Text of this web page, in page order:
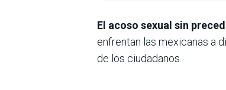
El acoso sexual sin
enfrentan las mexicanas a
de los ciudadanos.